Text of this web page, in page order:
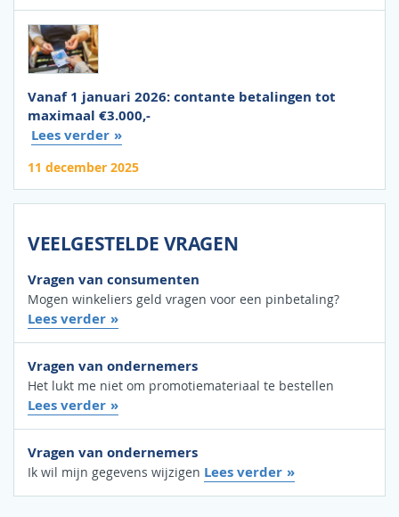
Vanaf 1 januari 2026: contante betalingen tot
maximaal €3.000,-
Lees verder
11 december 2025
VEELGESTELDE VRAGEN
Vragen van consumenten
Mogen winkeliers geld vragen voor een pinbetaling?
Lees verder
Vragen van ondernemers
Het lukt me niet om promotiemateriaal te bestellen
Lees verder
Vragen van ondernemers
Ik wil mijn gegevens wijzigen Lees verder